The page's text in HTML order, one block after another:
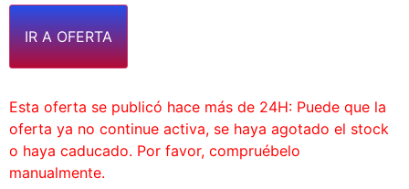
IR A OFERTA
Esta oferta se publicó hace más de 24H: Puede que la
oferta ya no continue activa, se haya agotado el stock
o haya caducado. Por favor, compruébelo
manualmente.